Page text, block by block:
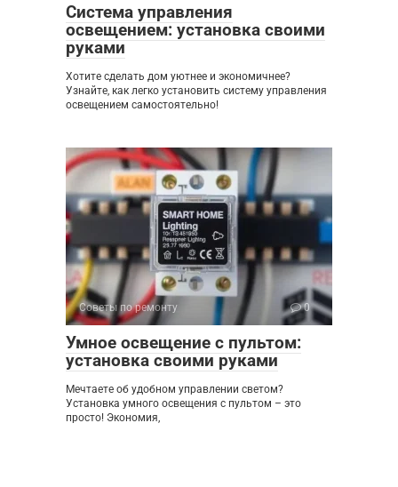
Система управления
освещением: установка своими
руками
Хотите сделать дом уютнее и экономичнее?
Узнайте, как легко установить систему управления
освещением самостоятельно!
Советы по ремонту 0
Умное освещение с пультом:
установка своими руками
Мечтаете об удобном управлении светом?
Установка умного освещения с пультом – это
просто! Экономия,